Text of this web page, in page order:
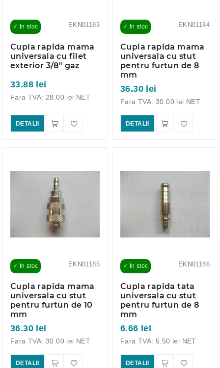
EKN01183
✓ In stoc
Cupla rapida mama
universala cu filet
exterior 3/8" gaz
33.88 lei
Fara TVA: 28.00 lei NET
DETALII
EKN01184
✓ In stoc
Cupla rapida mama
universala cu stut
pentru furtun de 8
mm
36.30 lei
Fara TVA: 30.00 lei NET
DETALII
EKN01185
✓ In stoc
Cupla rapida mama
universala cu stut
pentru furtun de 10
mm
36.30 lei
Fara TVA: 30.00 lei NET
DETALII
EKN01186
✓ In stoc
Cupla rapida tata
universala cu stut
pentru furtun de 8
mm
6.66 lei
Fara TVA: 5.50 lei NET
DETALII